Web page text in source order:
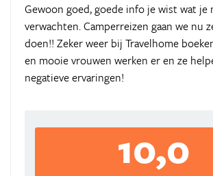
Gewoon goed, goede info je wist wat je
verwachten. Camperreizen gaan we nu
doen!! Zeker weer bij Travelhome
en mooie vrouwen werken er en ze
negatieve ervaringen!
10,0